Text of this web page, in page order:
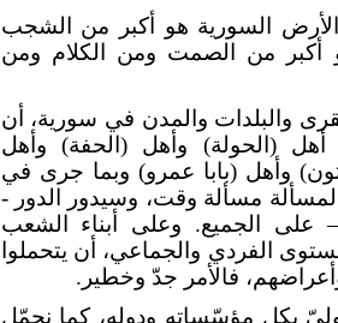
السورية هو أكبر من الشجب
أكبر من الصمت ومن الكلام ومن
والبلدات والمدن في سورية، أن
(الحولة) وأهل (الحفة) وأهل
وأهل (بابا عمرو) وبما جرى في
مسألة وقت، وسيدور الدور -
على الجميع. وعلى أبناء الشعب
الفردي والجماعي، أن يتحملوا
فالأمر جدّ وخطير.
بكل مؤسّساته ودوله، كما نحمّل